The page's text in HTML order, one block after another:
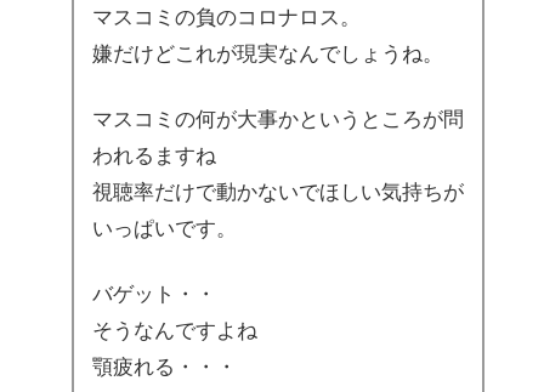
マスコミの負のコロナロス。
嫌だけどこれが現実なんでしょうね。
マスコミの何が大事かというところが問
われるますね
視聴率だけで動かないでほしい気持ちが
いっぱいです。
バゲット・・
そうなんですよね
顎疲れる・・・